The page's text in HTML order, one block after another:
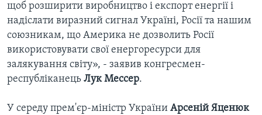
щоб розширити виробництво і експорт енергії і
надіслати виразний сигнал Україні, Росії та нашим
союзникам, що Америка не дозволить Росії
використовувати свої енергоресурси для
залякування світу», - заявив конгресмен-
республіканець Лук Мессер.
У середу прем'єр-міністр України Арсеній Яценюк